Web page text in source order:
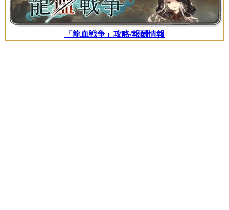
「龍血戦争」攻略/報酬情報